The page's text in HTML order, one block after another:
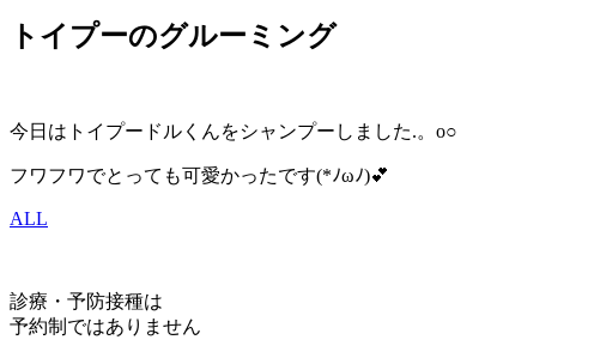
トイプーのグルーミング
今日はトイプードルくんをシャンプーしました.。o○
フワフワでとっても可愛かったです(*ﾉωﾉ)💕
ALL
診療・予防接種は
予約制ではありません